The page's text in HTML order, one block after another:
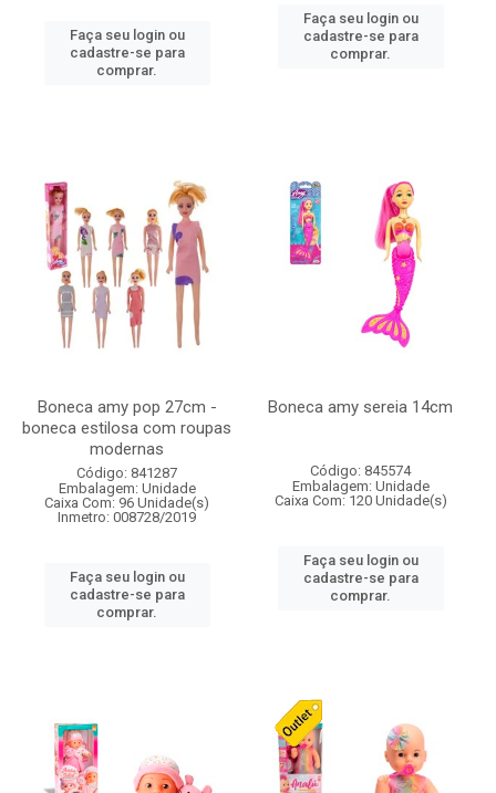
Faça seu login ou
cadastre-se para
comprar.
Faça seu login ou
cadastre-se para
comprar.
Boneca amy pop 27cm -
boneca estilosa com roupas
modernas
Código: 841287
Embalagem: Unidade
Caixa Com: 96 Unidade(s)
Inmetro: 008728/2019
Faça seu login ou
cadastre-se para
comprar.
Boneca amy sereia 14cm
Código: 845574
Embalagem: Unidade
Caixa Com: 120 Unidade(s)
Faça seu login ou
cadastre-se para
comprar.